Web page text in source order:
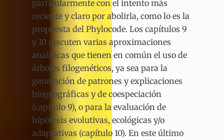
particularmente con el intento más
reciente y claro por abolirla, como lo es la
propuesta del Phylocode. Los capítulos 9
y 10 discuten varias aproximaciones
analíticas que tienen en común el uso de
árboles filogenéticos, ya sea para la
generación de patrones y explicaciones
biogeográficas y de coespeciación
(capítulo 9), o para la evaluación de
hipótesis evolutivas, ecológicas y/o
adaptativas (capítulo 10). En este último